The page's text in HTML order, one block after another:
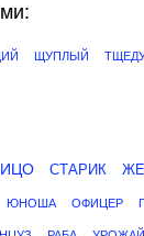
ЩУПЛЫЙ
СТАРИК
ЮНОША ОФИЦЕР